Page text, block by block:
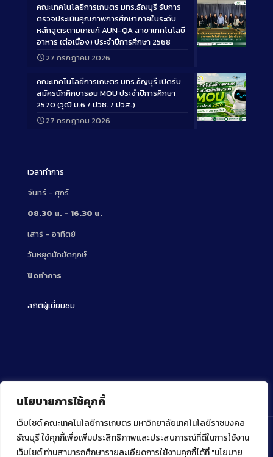
นโยบายการใช้คุกกี้
เว็บไซต์ คณะเทคโนโลยีการเกษตร มหาวิทยาลัยเทคโนโลยีราชมงคล
ธัญบุรี ใช้คุกกี้เพื่อเพิ่มประสิทธิภาพและประสบการณ์ที่ดีในการใช้งาน
เว็บไซต์ ท่านสามารถศึกษารายละเอียดการใช้งานคุกกี้ได้ที่ "นโยบาย
Long
คณะเทคโนโลยีการเกษตร มทร.ธัญบุรี รับการ
ตรวจประเมินคุณภาพการศึกษาภายในระดับ
หลักสูตรตามเกณฑ์ AUN-QA สาขาเทคโนโลยี
อาหาร (ต่อเนื่อง) ประจำปีการศึกษา 2568
27 กรกฎาคม 2026
Long
คณะเทคโนโลยีการเกษตร มทร.ธัญบุรี เปิดรับ
สมัครนักศึกษารอบ MOU ประจำปีการศึกษา
2570 (วุฒิ ม.6 / ปวช. / ปวส.)
27 กรกฎาคม 2026
เวลาทำการ
จันทร์ – ศุกร์
08.30 น. – 16.30 น.
เสาร์ – อาทิตย์
วันหยุดนักขัตฤกษ์
ปิดทำการ
สถิติผู้เยี่ยมชม
Copyright ⓒ 2022 คณะเทคโนโลยีการเกษตร มหาวิทยาลัย